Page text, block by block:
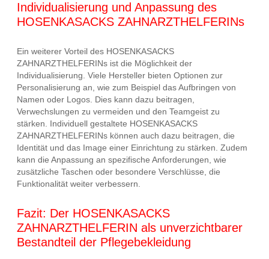
Individualisierung und Anpassung des
HOSENKASACKS ZAHNARZTHELFERINs
Ein weiterer Vorteil des HOSENKASACKS
ZAHNARZTHELFERINs ist die Möglichkeit der
Individualisierung. Viele Hersteller bieten Optionen zur
Personalisierung an, wie zum Beispiel das Aufbringen von
Namen oder Logos. Dies kann dazu beitragen,
Verwechslungen zu vermeiden und den Teamgeist zu
stärken. Individuell gestaltete HOSENKASACKS
ZAHNARZTHELFERINs können auch dazu beitragen, die
Identität und das Image einer Einrichtung zu stärken. Zudem
kann die Anpassung an spezifische Anforderungen, wie
zusätzliche Taschen oder besondere Verschlüsse, die
Funktionalität weiter verbessern.
Fazit: Der HOSENKASACKS
ZAHNARZTHELFERIN als unverzichtbarer
Bestandteil der Pflegebekleidung